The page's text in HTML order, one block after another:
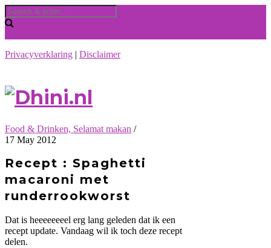
Privacyverklaring | Disclaimer
Food & Drinken, Selamat makan /
17 May 2012
Recept : Spaghetti
macaroni met
runderrookworst
Dat is heeeeeeeel erg lang geleden dat ik een
recept update. Vandaag wil ik toch deze recept
delen.